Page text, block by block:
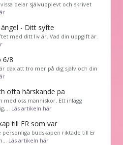
delar självupplevt och skrivet
- Ditt syfte
med ditt liv är. Vad din uppgift är.
6/8
dax att tro mer på dig själv och din
ofta härskande pa
med oss människor. Ett inlägg
Läs artikeln här
till ER som var
personliga budskapen riktade till Er
Läs artikeln här